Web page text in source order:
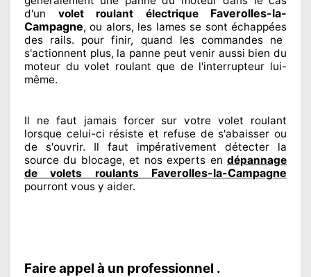
d'un volet roulant électrique Faverolles-la-
Campagne, ou alors, les lames se sont échappées
des rails. pour finir, quand les commandes ne
s'actionnent plus, la panne peut venir aussi bien du
moteur du volet roulant que de l'interrupteur lui-
même.
Il ne faut jamais forcer sur votre volet roulant
lorsque celui-ci résiste et refuse de s'abaisser ou
de s'ouvrir. Il faut impérativement détecter la
source du blocage, et nos experts endépannage
de volets roulants Faverolles-la-Campagne
pourront vous y aider.
Faire appel à un professionnel .